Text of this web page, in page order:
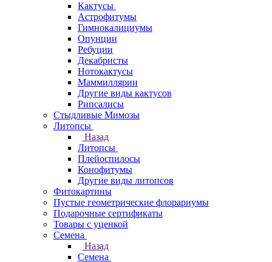
Кактусы
Астрофитумы
Гимнокалициумы
Опунции
Ребуции
Декабристы
Нотокактусы
Маммиллярии
Другие виды кактусов
Рипсалисы
Стыдливые Мимозы
Литопсы
Назад
Литопсы
Плейоспилосы
Конофитумы
Другие виды литопсов
Фитокартины
Пустые геометрические флорариумы
Подарочные сертификаты
Товары с уценкой
Семена
Назад
Семена